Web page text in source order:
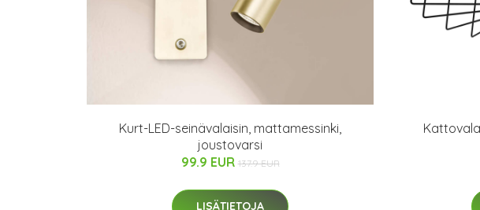
Kurt-LED-seinävalaisin, mattamessinki,
joustovarsi
99.9 EUR 137.9 EUR
LISÄTIETOJA